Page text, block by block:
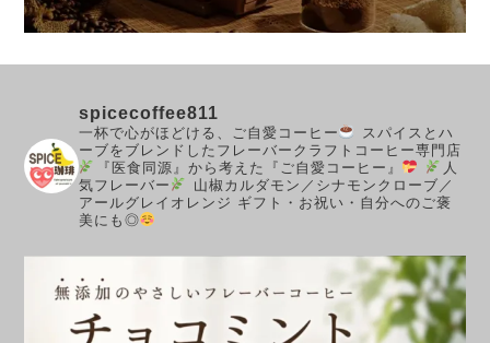
spicecoffee811
一杯で心がほどける、ご自愛コーヒー
スパイスとハ
ーブをブレンドしたフレーバークラフトコーヒー専門店
『医食同源』から考えた『ご自愛コーヒー』
人
気フレーバー
山椒カルダモン／シナモンクローブ／
アールグレイオレンジ ギフト・お祝い・自分へのご褒
美にも◎